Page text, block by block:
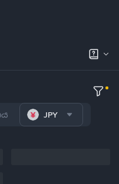
JPY